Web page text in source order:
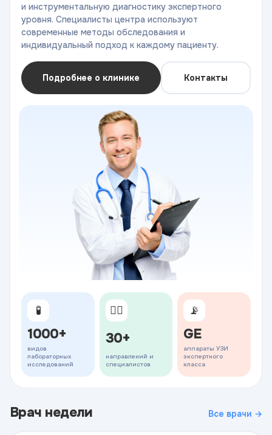
и инструментальную диагностику экспертного
уровня. Специалисты центра используют
современные методы обследования и
индивидуальный подход к каждому пациенту.
Подробнее о клинике Контакты
🧪
1000+
видов
лабораторных
исследований
👨‍⚕️
30+
направлений и
специалистов
📡
GE
аппараты УЗИ
экспертного
класса
Врач недели Все врачи →